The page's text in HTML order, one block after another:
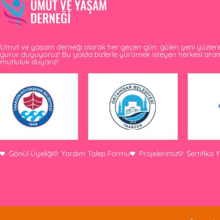
Umut ve yaşam derneği olarak her geçen gün, gülen yeni
gurur duyuyoruz! Bu yolda bizlerle yürümek isteyen herkesi
mutluluk duyarız!
Gönül Üyeliği Yardım Talep Formu Projelerimiz Sertifika